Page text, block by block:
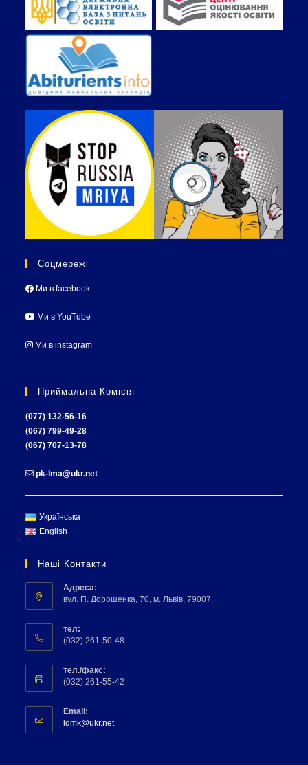
Соцмережі
Ми в facebook
Ми в YouTube
Ми в instagram
Приймальна Комісія
(077) 132-56-16
(067) 799-49-28
(067) 707-13-78
pk-lma@ukr.net
Українська
English
Наші Контакти
Адреса:
вул. П. Дорошенка, 70, м. Львів, 79007.
тел:
(032) 261-50-48
тел./факс:
(032) 261-55-42
Email:
ldmk@ukr.net